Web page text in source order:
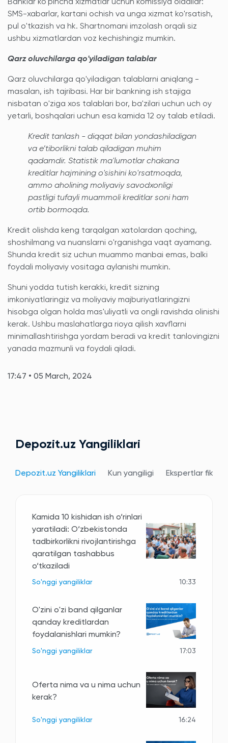
Banklar ko'pincha xizmatlar uchun komissiya oladilar:
SMS-xabarlar, kartani ochish va unga xizmat ko'rsatish,
pul o'tkazish va hk. Shartnomani imzolash orqali siz
ushbu xizmatlardan voz kechishingiz mumkin.
Qarz oluvchilarga qo'yiladigan talablar
Qarz oluvchilarga qo'yiladigan talablarni aniqlang -
masalan, ish tajribasi. Har bir bankning ish stajiga
nisbatan o'ziga xos talablari bor, ba'zilari uchun uch oy
yetarli, boshqalari uchun esa kamida 12 oy talab etiladi.
Kredit tanlash - diqqat bilan yondashiladigan
va e’tiborlikni talab qiladigan muhim
qadamdir. Statistik ma'lumotlar chakana
kreditlar hajmining o'sishini ko'rsatmoqda,
ammo aholining moliyaviy savodxonligi
pastligi tufayli muammoli kreditlar soni ham
ortib bormoqda.
Kredit olishda keng tarqalgan xatolardan qoching,
shoshilmang va nuanslarni o'rganishga vaqt ayamang.
Shunda kredit siz uchun muammo manbai emas, balki
foydali moliyaviy vositaga aylanishi mumkin.
Shuni yodda tutish kerakki, kredit sizning
imkoniyatlaringiz va moliyaviy majburiyatlaringizni
hisobga olgan holda mas'uliyatli va ongli ravishda olinishi
kerak. Ushbu maslahatlarga rioya qilish xavflarni
minimallashtirishga yordam beradi va kredit tanlovingizni
yanada mazmunli va foydali qiladi.
17:47 • 05 March, 2024
Depozit.uz Yangiliklari
Depozit.uz Yangiliklari Kun yangiligi Ekspertlar fikri
Kamida 10 kishidan ish o‘rinlari
yaratiladi: O‘zbekistonda
tadbirkorlikni rivojlantirishga
qaratilgan tashabbus
o‘tkaziladi
So'nggi yangiliklar 10:33
O'zini o'zi band qilganlar
qanday kreditlardan
foydalanishlari mumkin?
So'nggi yangiliklar 17:03
Oferta nima va u nima uchun
kerak?
So'nggi yangiliklar 16:24